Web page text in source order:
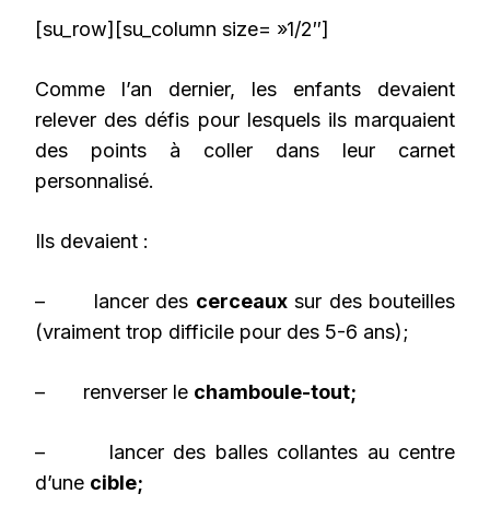
[su_row][su_column size= »1/2″]
Comme l’an dernier, les enfants devaient
relever des défis pour lesquels ils marquaient
des points à coller dans leur carnet
personnalisé.
Ils devaient :
– lancer des cerceauxsur des bouteilles
(vraiment trop difficile pour des 5-6 ans);
– renverser le chamboule-tout;
– lancer des balles collantes au centre
d’une cible;